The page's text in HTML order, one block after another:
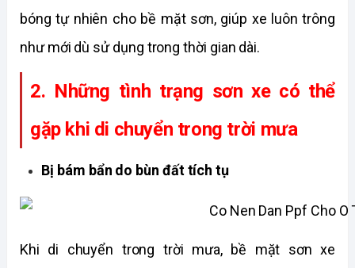
bóng tự nhiên cho bề mặt sơn, giúp xe luôn trông
như mới dù sử dụng trong thời gian dài.
2. Những tình trạng sơn xe có thể
gặp khi di chuyển trong trời mưa
Bị bám bẩn do bùn đất tích tụ
Khi di chuyển trong trời mưa, bề mặt sơn xe